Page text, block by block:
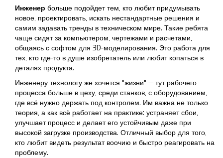
Инженер больше подойдет тем, кто любит придумывать
новое, проектировать, искать нестандартные решения и
самим задавать тренды в техническом мире. Такие ребята
чаще сидят за компьютером, чертежами и расчетами,
общаясь с софтом для 3D-моделирования. Это работа для
тех, кто где-то в душе изобретатель или любит копаться в
деталях продукта.
Инженеру технологу же хочется "жизни" — тут рабочего
процесса больше в цеху, среди станков, с оборудованием,
где всё нужно держать под контролем. Им важна не только
теория, а как всё работает на практике: устраняет сбои,
улучшает процесс и делает его устойчивым даже при
высокой загрузке производства. Отличный выбор для того,
кто любит видеть результат воочию и быстро реагировать на
проблему.